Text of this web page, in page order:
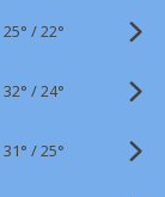
25° /22°
32° /24°
31° /25°